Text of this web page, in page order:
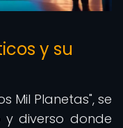
y su
Mil Planetas", se
y diverso donde